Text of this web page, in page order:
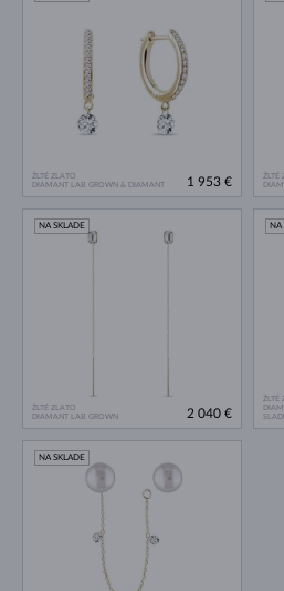
ŽLTÉ ZLATO
DIAMANT LAB GROWN & DIAMANT
1 953 €
ŽLTÉ
ŽLTÉ ZLATO
DIAMANT LAB GROWN
NA SKLADE
2 040 €
ŽLTÉ
NA
NA SKLADE